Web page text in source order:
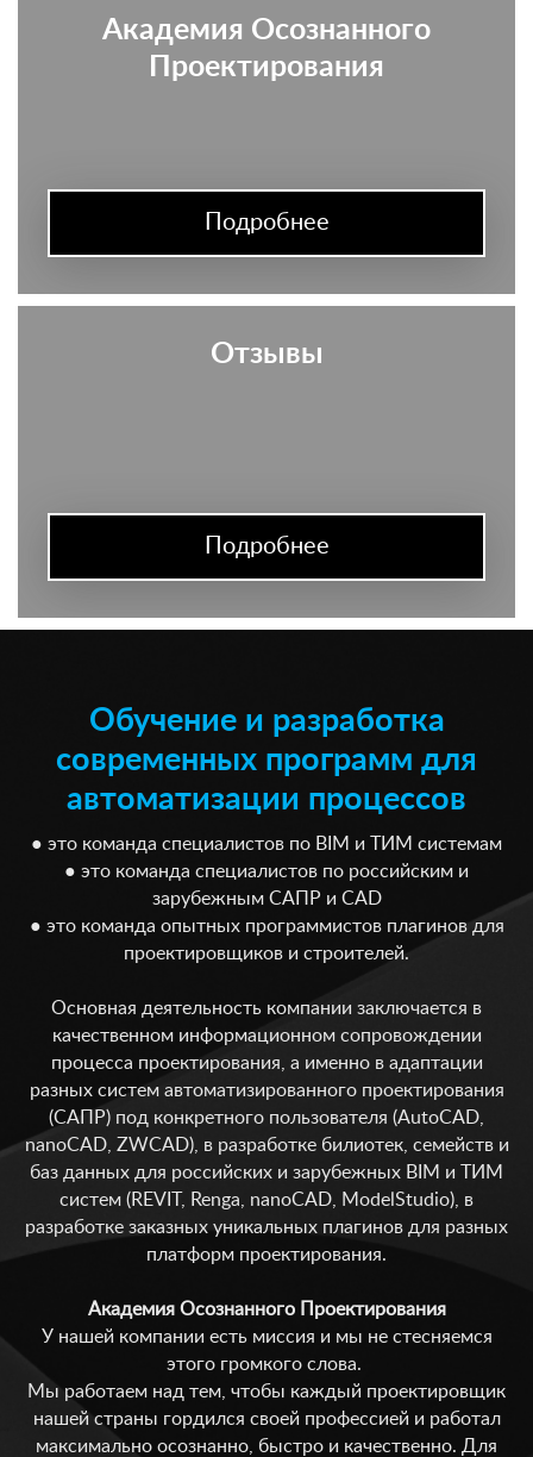
Академия Осознанного
Проектирования
Подробнее
Отзывы
Подробнее
Обучение и разработка
современных программ для
автоматизации процессов
● это команда специалистов по BIM и ТИМ системам
● это команда специалистов по российским и
зарубежным САПР и CAD
● это команда опытных программистов плагинов для
проектировщиков и строителей.
Основная деятельность компании заключается в
качественном информационном сопровождении
процесса проектирования, а именно в адаптации
разных систем автоматизированного проектирования
(САПР) под конкретного пользователя (AutoCAD,
nanoCAD, ZWCAD), в разработке билиотек, семейств и
баз данных для российских и зарубежных BIM и ТИМ
систем (REVIT, Renga, nanoCAD, ModelStudio), в
разработке заказных уникальных плагинов для разных
платформ проектирования.
Академия Осознанного Проектирования
У нашей компании есть миссия и мы не стесняемся
этого громкого слова.
Мы работаем над тем, чтобы каждый проектировщик
нашей страны гордился своей профессией и работал
максимально осознанно, быстро и качественно. Для